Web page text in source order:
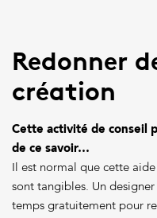
Redonner
création
Cette activité de conseil
de ce savoir…
Il est normal que cette
sont tangibles. Un
temps gratuitement pour